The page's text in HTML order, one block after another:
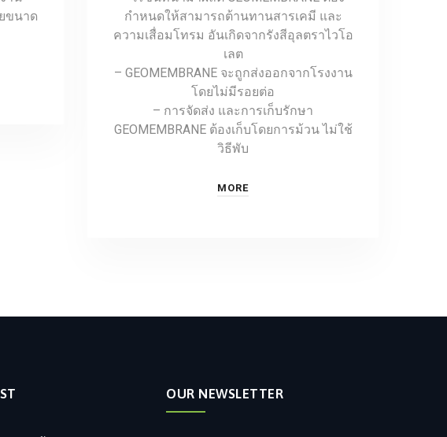
ขนาด
กำหนดให้สามารถต้านทานสารเคมี และ
ความเสื่อมโทรม อันเกิดจากรังสีอุลตราไวโอ
เลต
– GEOMEMBRANE จะถูกส่งออกจากโรงงาน
โดยไม่มีรอยต่อ
– การจัดส่ง และการเก็บรักษา
GEOMEMBRANE ต้องเก็บโดยการม้วน ไม่ใช้
วิธีพับ
MORE
OUR NEWSLETTER